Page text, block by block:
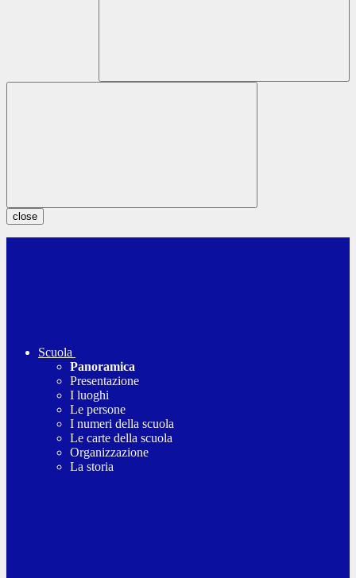
close
Scuola
Panoramica
Presentazione
I luoghi
Le persone
I numeri della scuola
Le carte della scuola
Organizzazione
La storia